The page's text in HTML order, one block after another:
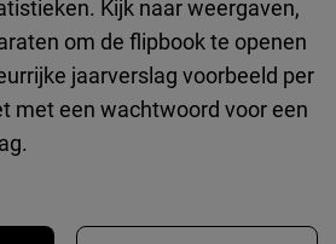
Kijk naar weergaven,
om de flipbook te openen
jaarverslag voorbeeld per
met een wachtwoord voor een